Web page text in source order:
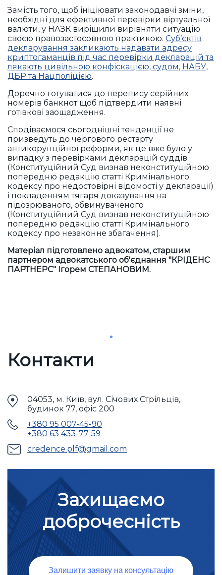
Замість того, щоб ініціювати законодавчі зміни,
необхідні для ефективної перевірки віртуальної
валюти, у НАЗК вирішили вирівняти ситуацію
своєю правозастосовною практикою. Суб’єктів
декларування закликають надавати адресу
криптогаманців під час перевірки декларацій та
лякають цивільною конфіскацією, судом, НАБУ,
ДБР та Нацполіцією.
Доречно готуватися до перепису серійних
номерів банкнот щоб підтвердити наявні
готівкові заощадження.
Сподіваємося сьогоднішні тенденції не
призведуть до чергового рестарту
антикорупційної реформи, як це вже було у
випадку з перевірками декларацій суддів
(Конституційний Суд визнав неконституційною
попередню редакцію статті Кримінального
кодексу про недостовірні відомості у декларації)
і покладенням тягаря доказування на
підозрюваного, обвинуваченого
(Конституційний Суд визнав неконституційною
попередню редакцію статті Кримінального
кодексу про незаконне збагачення).
Матеріал підготовлено адвокатом, старшим
партнером адвокатського об'єднання "КРІДЕНС
ПАРТНЕРС" Ігорем СТЕПАНОВИМ.
Контакти
04053, м. Київ, вул. Січових Стрільців,
будинок 77, офіс 200
+380 95 007-45-90
+380 63 433-77-59
credence.plf@gmail.com
Захищаємо
доброчесність
Залишити заявку на консультацію